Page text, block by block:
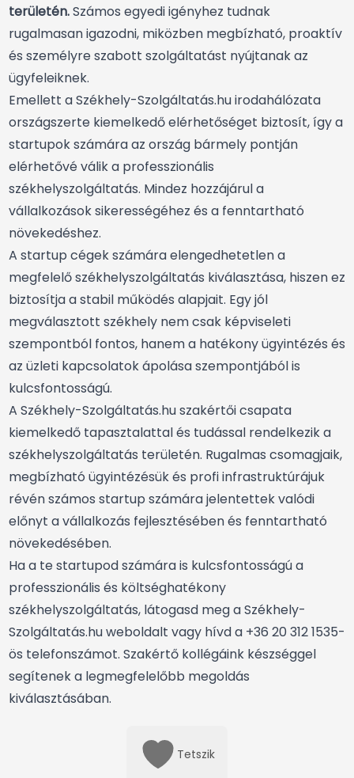
területén.Számos egyedi igényhez tudnak
rugalmasan igazodni, miközben megbízható, proaktív
és személyre szabott szolgáltatást nyújtanak az
ügyfeleiknek.
Emellett a Székhely-Szolgáltatás.hu irodahálózata
országszerte kiemelkedő elérhetőséget biztosít, így a
startupok számára az ország bármely pontján
elérhetővé válik a professzionális
székhelyszolgáltatás. Mindez hozzájárul a
vállalkozások sikerességéhez és a fenntartható
növekedéshez.
A startup cégek számára elengedhetetlen a
megfelelő székhelyszolgáltatás kiválasztása, hiszen ez
biztosítja a stabil működés alapjait. Egy jól
megválasztott székhely nem csak képviseleti
szempontból fontos, hanem a hatékony ügyintézés és
az üzleti kapcsolatok ápolása szempontjából is
kulcsfontosságú.
A Székhely-Szolgáltatás.hu szakértői csapata
kiemelkedő tapasztalattal és tudással rendelkezik a
székhelyszolgáltatás területén. Rugalmas csomagjaik,
megbízható ügyintézésük és profi infrastruktúrájuk
révén számos startup számára jelentettek valódi
előnyt a vállalkozás fejlesztésében és fenntartható
növekedésében.
Ha a te startupod számára is kulcsfontosságú a
professzionális és költséghatékony
székhelyszolgáltatás, látogasd meg a Székhely-
Szolgáltatás.hu weboldalt vagy hívd a +36 20 312 1535-
ös telefonszámot. Szakértő kollégáink készséggel
segítenek a legmegfelelőbb megoldás
kiválasztásában.
Tetszik